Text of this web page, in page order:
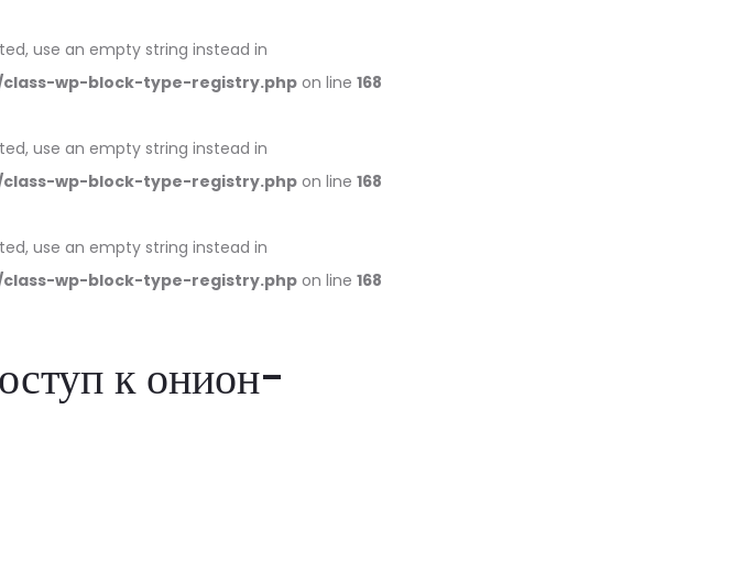
use an empty string instead in
wp-block-type-registry.phpon line 168
use an empty string instead in
wp-block-type-registry.phpon line 168
use an empty string instead in
wp-block-type-registry.phpon line 168
к онион-